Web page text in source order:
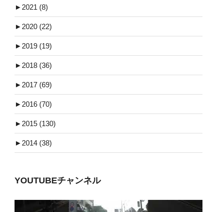
► 2021 (8)
► 2020 (22)
► 2019 (19)
► 2018 (36)
► 2017 (69)
► 2016 (70)
► 2015 (130)
► 2014 (38)
YOUTUBEチャンネル